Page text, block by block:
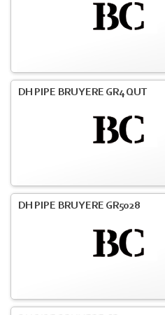
DH PIPE BRUYERE GR4 QUT
DH PIPE BRUYERE GR5028